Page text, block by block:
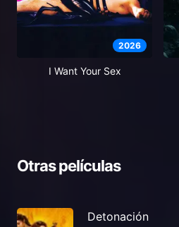
2026
I Want Your Sex
Otras películas
Detonación